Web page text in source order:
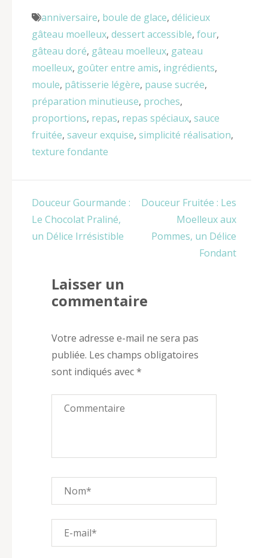
anniversaire, boule de glace, délicieux
gâteau moelleux, dessert accessible, four,
gâteau doré, gâteau moelleux, gateau
moelleux, goûter entre amis, ingrédients,
moule, pâtisserie légère, pause sucrée,
préparation minutieuse, proches,
proportions, repas, repas spéciaux, sauce
fruitée, saveur exquise, simplicité réalisation,
texture fondante
Navigation
de
l’article
Douceur Gourmande :
Le Chocolat Praliné,
un Délice Irrésistible
Douceur Fruitée : Les
Moelleux aux
Pommes, un Délice
Fondant
Laisser un
commentaire
Votre adresse e-mail ne sera pas
publiée. Les champs obligatoires
sont indiqués avec*